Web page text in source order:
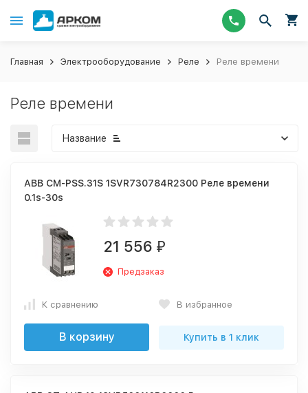
Главная Электрооборудование Реле Реле времени
Реле времени
Название
ABB CM-PSS.31S 1SVR730784R2300 Реле времени
0.1s-30s
21 556 ₽
Предзаказ
К сравнению В избранное
В корзину Купить в 1 клик